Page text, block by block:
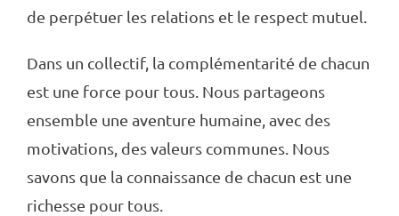
de perpétuer les relations et le respect mutuel.
Dans un collectif, la complémentarité de chacun
est une force pour tous. Nous partageons
ensemble une aventure humaine, avec des
motivations, des valeurs communes. Nous
savons que la connaissance de chacun est une
richesse pour tous.